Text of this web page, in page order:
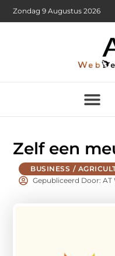
Zondag 9 Augustus 2026
Zelf een
BUSINESS /
Gepubliceerd Door: AT